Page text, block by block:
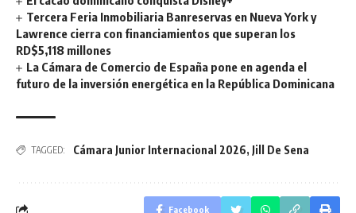
Tercera Feria Inmobiliaria Banreservas en Nueva York y
Lawrence cierra con financiamientos que superan los
RD$5,118 millones
La Cámara de Comercio de España pone en agenda el
futuro de la inversión energética en la República Dominicana
TAGGED: Cámara Junior Internacional 2026, Jill De Sena
Facebook